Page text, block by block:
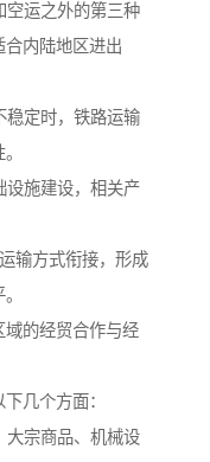
空运之外的第三种
内陆地区进出
稳定时，铁路运输
设施建设，相关产
输方式衔接，形成
域的经贸合作与经
下几个方面：
大宗商品、机械设